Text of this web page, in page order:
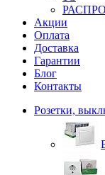
Акции
Оплата
Доставка
Гарантии
Блог
Контакты
Розетки,